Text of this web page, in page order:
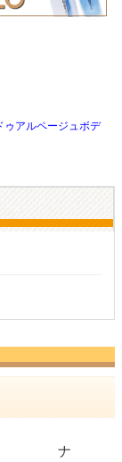
ゥアルページュボデ
もらいます！
ナ